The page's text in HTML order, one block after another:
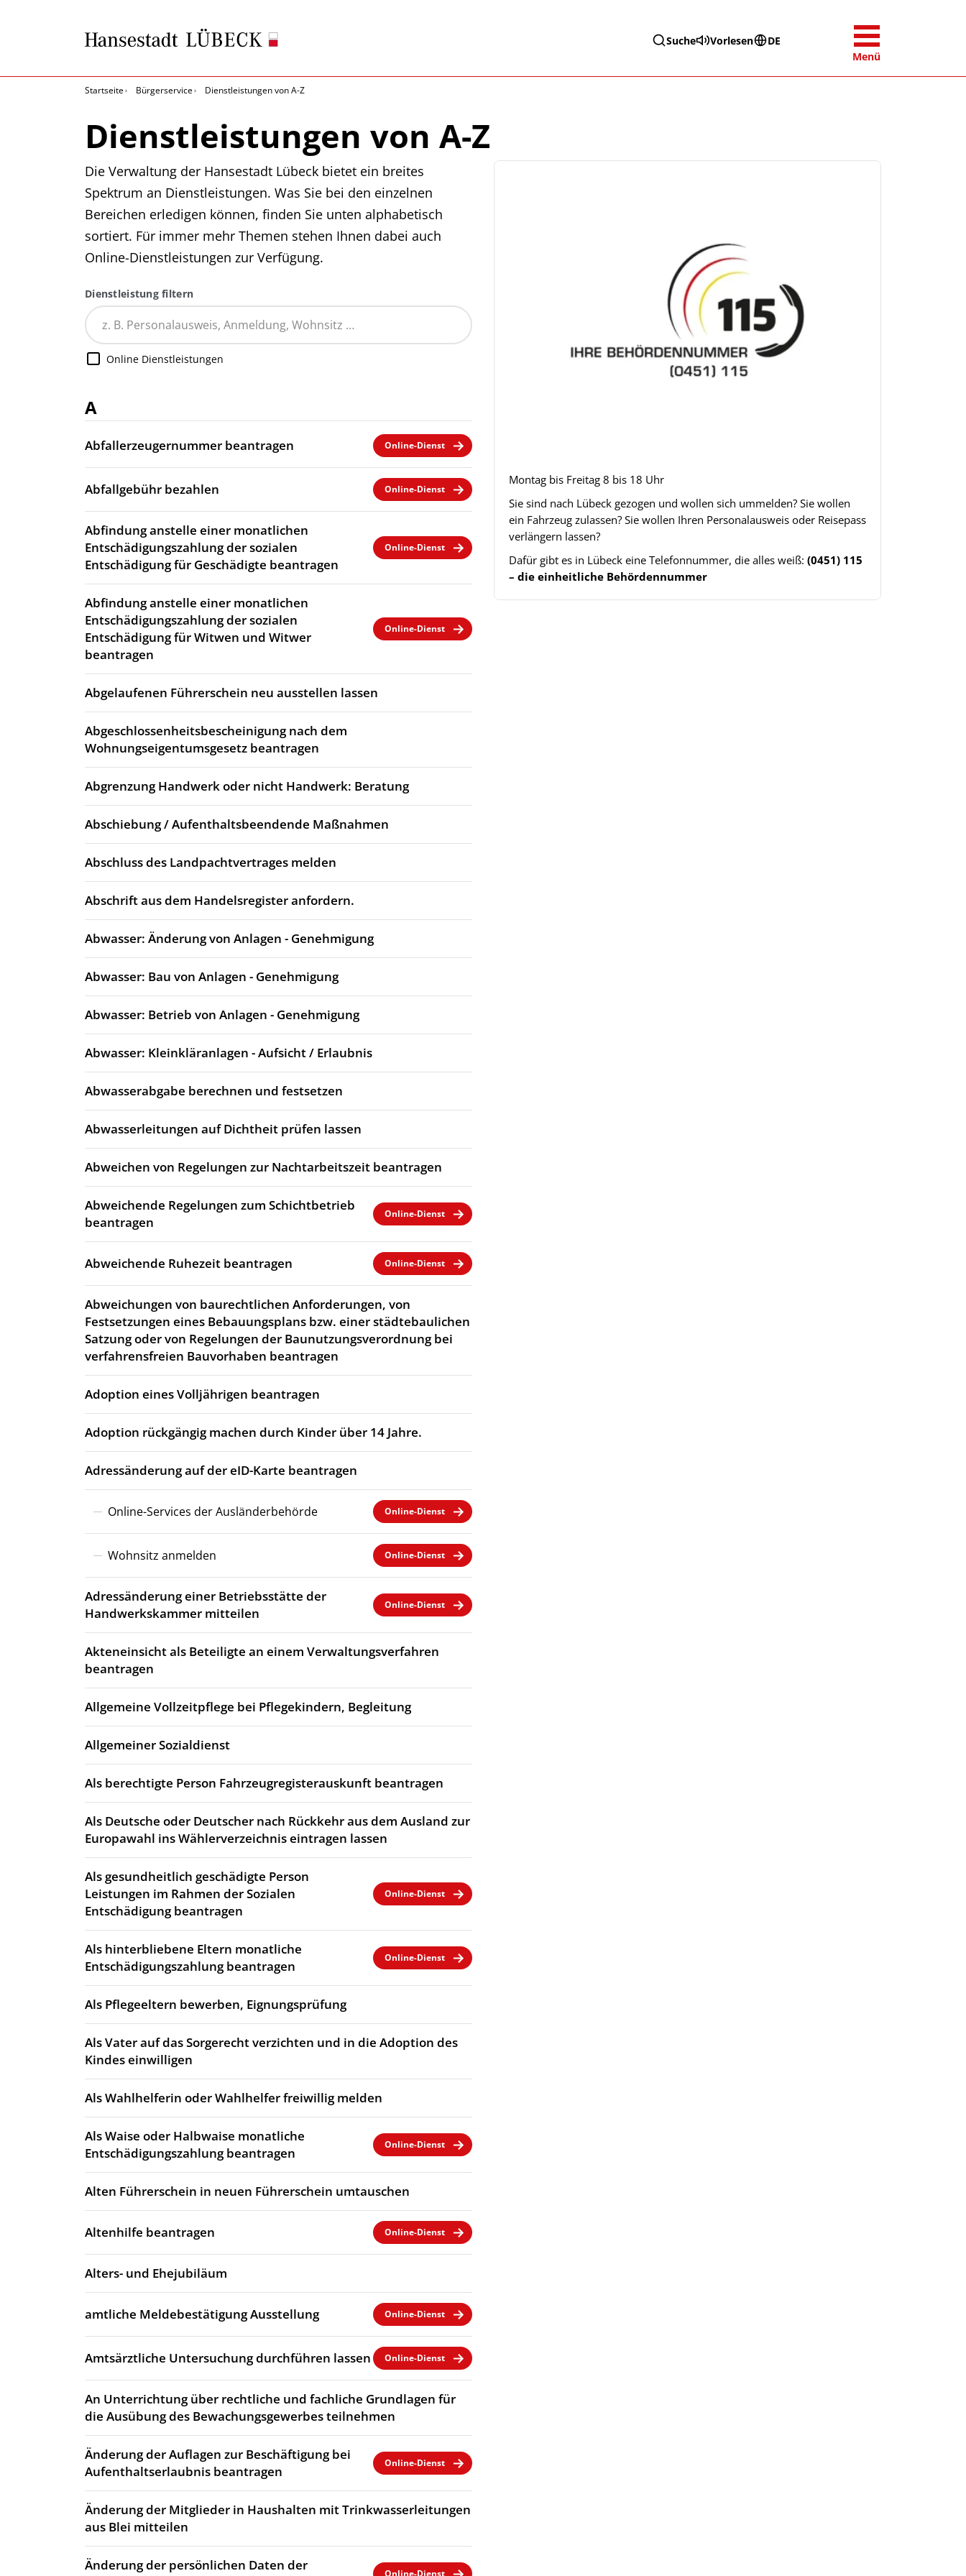
Suche Vorlesen
DE
Menü
Startseite Bürgerservice Dienstleistungen von A-Z
Dienstleistungen von A-Z
Die Verwaltung der Hansestadt Lübeck bietet ein breites
Spektrum an Dienstleistungen. Was Sie bei den einzelnen
Bereichen erledigen können, finden Sie unten alphabetisch
sortiert. Für immer mehr Themen stehen Ihnen dabei auch
Online-Dienstleistungen zur Verfügung.
Dienstleistung filtern
Online Dienstleistungen
A
Abfallerzeugernummer beantragen Online-Dienst
Abfallgebühr bezahlen Online-Dienst
Abfindung anstelle einer monatlichen
Entschädigungszahlung der sozialen
Entschädigung für Geschädigte beantragen
Online-Dienst
Abfindung anstelle einer monatlichen
Entschädigungszahlung der sozialen
Entschädigung für Witwen und Witwer
beantragen
Online-Dienst
Abgelaufenen Führerschein neu ausstellen lassen
Abgeschlossenheitsbescheinigung nach dem
Wohnungseigentumsgesetz beantragen
Abgrenzung Handwerk oder nicht Handwerk: Beratung
Abschiebung / Aufenthaltsbeendende Maßnahmen
Abschluss des Landpachtvertrages melden
Abschrift aus dem Handelsregister anfordern.
Abwasser: Änderung von Anlagen - Genehmigung
Abwasser: Bau von Anlagen - Genehmigung
Abwasser: Betrieb von Anlagen - Genehmigung
Abwasser: Kleinkläranlagen - Aufsicht / Erlaubnis
Abwasserabgabe berechnen und festsetzen
Abwasserleitungen auf Dichtheit prüfen lassen
Abweichen von Regelungen zur Nachtarbeitszeit beantragen
Abweichende Regelungen zum Schichtbetrieb
beantragen
Online-Dienst
Abweichende Ruhezeit beantragen Online-Dienst
Abweichungen von baurechtlichen Anforderungen, von
Festsetzungen eines Bebauungsplans bzw. einer städtebaulichen
Satzung oder von Regelungen der Baunutzungsverordnung bei
verfahrensfreien Bauvorhaben beantragen
Adoption eines Volljährigen beantragen
Adoption rückgängig machen durch Kinder über 14 Jahre.
Adressänderung auf der eID-Karte beantragen
Online-Services der Ausländerbehörde Online-Dienst
Wohnsitz anmelden Online-Dienst
Adressänderung einer Betriebsstätte der
Handwerkskammer mitteilen
Online-Dienst
Akteneinsicht als Beteiligte an einem Verwaltungsverfahren
beantragen
Allgemeine Vollzeitpflege bei Pflegekindern, Begleitung
Allgemeiner Sozialdienst
Als berechtigte Person Fahrzeugregisterauskunft beantragen
Als Deutsche oder Deutscher nach Rückkehr aus dem Ausland zur
Europawahl ins Wählerverzeichnis eintragen lassen
Als gesundheitlich geschädigte Person
Leistungen im Rahmen der Sozialen
Entschädigung beantragen
Online-Dienst
Als hinterbliebene Eltern monatliche
Entschädigungszahlung beantragen
Online-Dienst
Als Pflegeeltern bewerben, Eignungsprüfung
Als Vater auf das Sorgerecht verzichten und in die Adoption des
Kindes einwilligen
Als Wahlhelferin oder Wahlhelfer freiwillig melden
Als Waise oder Halbwaise monatliche
Entschädigungszahlung beantragen
Online-Dienst
Alten Führerschein in neuen Führerschein umtauschen
Altenhilfe beantragen Online-Dienst
Alters- und Ehejubiläum
amtliche Meldebestätigung Ausstellung Online-Dienst
Amtsärztliche Untersuchung durchführen lassen Online-Dienst
An Unterrichtung über rechtliche und fachliche Grundlagen für
die Ausübung des Bewachungsgewerbes teilnehmen
Änderung der Auflagen zur Beschäftigung bei
Aufenthaltserlaubnis beantragen
Online-Dienst
Änderung der Mitglieder in Haushalten mit Trinkwasserleitungen
aus Blei mitteilen
Änderung der persönlichen Daten der
Online-Dienst
Montag bis Freitag 8 bis 18 Uhr
Sie sind nach Lübeck gezogen und wollen sich ummelden? Sie wollen
ein Fahrzeug zulassen? Sie wollen Ihren Personalausweis oder Reisepass
verlängern lassen?
Dafür gibt es in Lübeck eine Telefonnummer, die alles weiß: (0451) 115
– die einheitliche Behördennummer